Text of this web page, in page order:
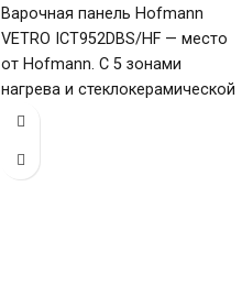
Варочная панель Hofmann
VETRO ICT952DBS/HF — место
от Hofmann. С 5 зонами
нагрева и стеклокерамической
поверхностью (габариты 60 х